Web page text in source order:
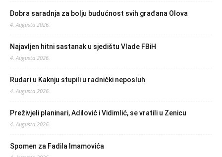
Dobra saradnja za bolju budućnost svih građana Olova
4. Augusta 2026.
Najavljen hitni sastanak u sjedištu Vlade FBiH
4. Augusta 2026.
Rudari u Kaknju stupili u radnički neposluh
4. Augusta 2026.
Preživjeli planinari, Adilović i Vidimlić, se vratili u Zenicu
4. Augusta 2026.
Spomen za Fadila Imamovića